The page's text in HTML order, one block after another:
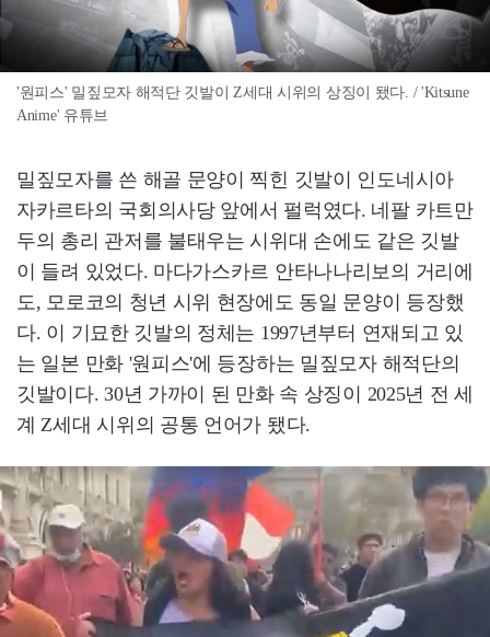
'원피스' 밀짚모자 해적단 깃발이 Z세대 시위의 상징이 됐다. / 'Kitsune
Anime' 유튜브
밀짚모자를 쓴 해골 문양이 찍힌 깃발이 인도네시아
자카르타의 국회의사당 앞에서 펄럭였다. 네팔 카트만
두의 총리 관저를 불태우는 시위대 손에도 같은 깃발
이 들려 있었다. 마다가스카르 안타나나리보의 거리에
도, 모로코의 청년 시위 현장에도 동일 문양이 등장했
다. 이 기묘한 깃발의 정체는 1997년부터 연재되고 있
는 일본 만화 '원피스'에 등장하는 밀짚모자 해적단의
깃발이다. 30년 가까이 된 만화 속 상징이 2025년 전 세
계 Z세대 시위의 공통 언어가 됐다.